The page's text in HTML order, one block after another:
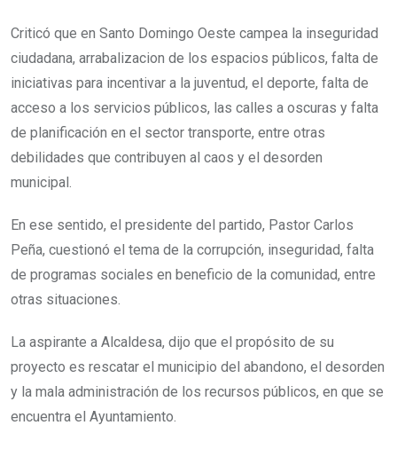
Criticó que en Santo Domingo Oeste campea la inseguridad
ciudadana, arrabalizacion de los espacios públicos, falta de
iniciativas para incentivar a la juventud, el deporte, falta de
acceso a los servicios públicos, las calles a oscuras y falta
de planificación en el sector transporte, entre otras
debilidades que contribuyen al caos y el desorden
municipal.
En ese sentido, el presidente del partido, Pastor Carlos
Peña, cuestionó el tema de la corrupción, inseguridad, falta
de programas sociales en beneficio de la comunidad, entre
otras situaciones.
La aspirante a Alcaldesa, dijo que el propósito de su
proyecto es rescatar el municipio del abandono, el desorden
y la mala administración de los recursos públicos, en que se
encuentra el Ayuntamiento.